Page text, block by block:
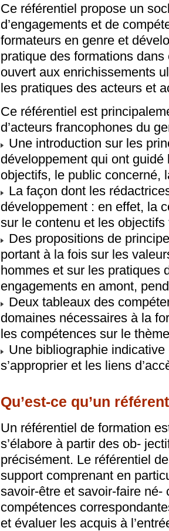
Ce référentiel propose un
d’engagements et de
formateurs en genre et
pratique des formations
ouvert aux enrichissements
les pratiques des acteurs et
Ce référentiel est
d’acteurs francophones du
Une introduction sur les
développement qui ont
objectifs, le public concerné,
La façon dont les
développement : en effet, la
sur le contenu et les
Des propositions de
portant à la fois sur les
hommes et sur les pratiques
engagements en amont,
Deux tableaux des
domaines nécessaires à la
les compétences sur le
Une bibliographie
s’approprier et les liens
Qu’est-ce qu’un
Un référentiel de formation
s’élabore à partir des ob-
précisément. Le référentiel
support comprenant en
savoir-être et savoir-faire
compétences
et évaluer les acquis à